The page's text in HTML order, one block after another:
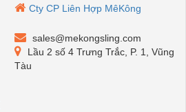
Cty CP Liên Hợp MêKông
sales@mekongsling.com
Lầu 2 số 4 Trưng Trắc, P. 1, Vũng
Tàu